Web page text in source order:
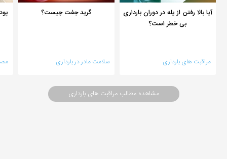
آیا بالا رفتن از پله در دوران بارداری
بی خطر است؟
مراقبت های بارداری
گرید جفت چیست؟
سلامت مادر در بارداری
مشاهده مطالب مراقبت های بارداری